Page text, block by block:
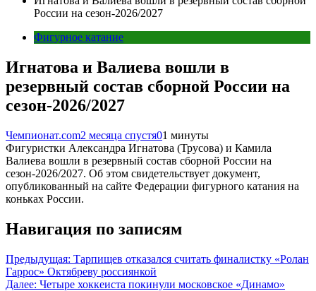
России на сезон-2026/2027
Фигурное катание
Игнатова и Валиева вошли в
резервный состав сборной России на
сезон-2026/2027
Чемпионат.com2 месяца спустя01 минуты
Фигуристки Александра Игнатова (Трусова) и Камила
Валиева вошли в резервный состав сборной России на
сезон-2026/2027. Об этом свидетельствует документ,
опубликованный на сайте Федерации фигурного катания на
коньках России.
Навигация по записям
Предыдущая: Тарпищев отказался считать финалистку «Ролан
Гаррос» Октябреву россиянкой
Далее: Четыре хоккеиста покинули московское «Динамо»